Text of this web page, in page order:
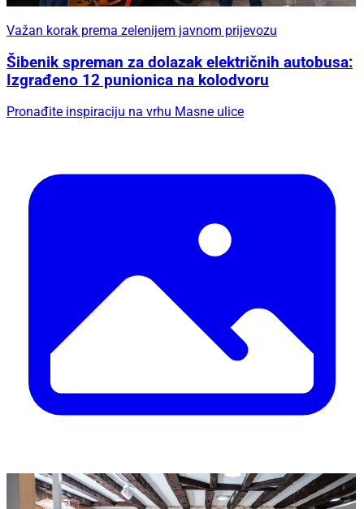
Važan korak prema zelenijem javnom prijevozu
Šibenik spreman za dolazak električnih autobusa:
Izgrađeno 12 punionica na kolodvoru
Pronađite inspiraciju na vrhu Masne ulice